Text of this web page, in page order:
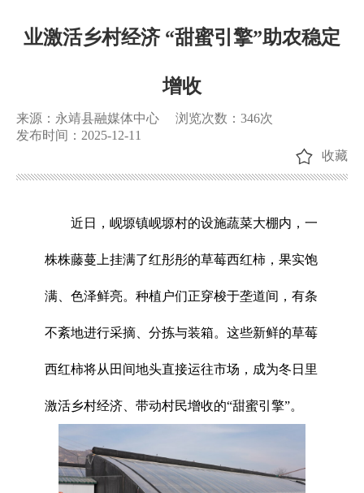
业激活乡村经济 “甜蜜引擎”助农稳定
增收
来源：永靖县融媒体中心 浏览次数： 346次
发布时间：2025-12-11
收藏
近日，岘塬镇岘塬村的设施蔬菜大棚内，一
株株藤蔓上挂满了红彤彤的草莓西红柿，果实饱
满、色泽鲜亮。种植户们正穿梭于垄道间，有条
不紊地进行采摘、分拣与装箱。这些新鲜的草莓
西红柿将从田间地头直接运往市场，成为冬日里
激活乡村经济、带动村民增收的“甜蜜引擎”。